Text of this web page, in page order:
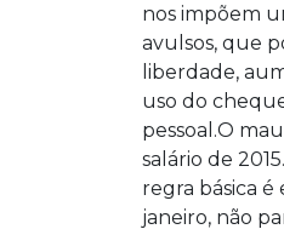
nos impõem
avulsos, que
liberdade,
uso do
pessoal.O
salário de
regra básica é
janeiro, não